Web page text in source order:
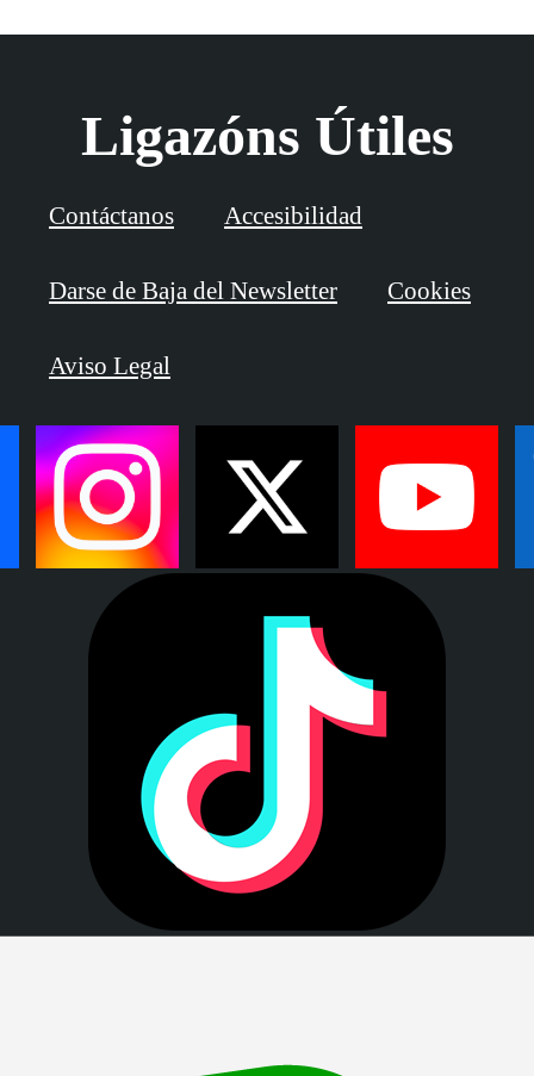
Ligazóns Útiles
Contáctanos Accesibilidad
Darse de Baja del Newsletter Cookies
Aviso Legal